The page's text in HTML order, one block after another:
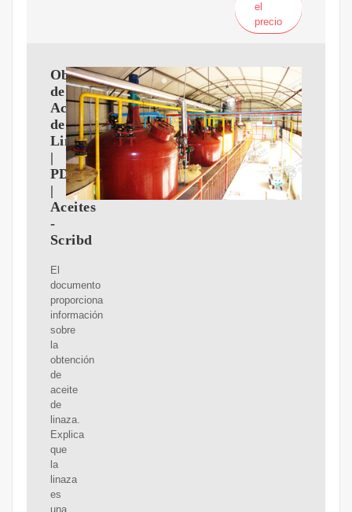
el
precio
Obtencion
de
Aceite
de
Linaza
|
PDF
|
Aceites
-
Scribd
El
documento
proporciona
información
sobre
la
obtención
de
aceite
de
linaza.
Explica
que
la
linaza
es
una